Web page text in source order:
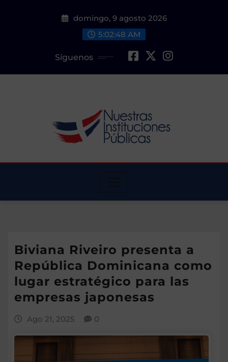
domingo, 9 agosto 2026
5:02:49 AM
Síguenos
Biviana Riveiro presenta a
República Dominicana como
lugar estratégico para las
empresas japonesas
Ago 21, 2025 0